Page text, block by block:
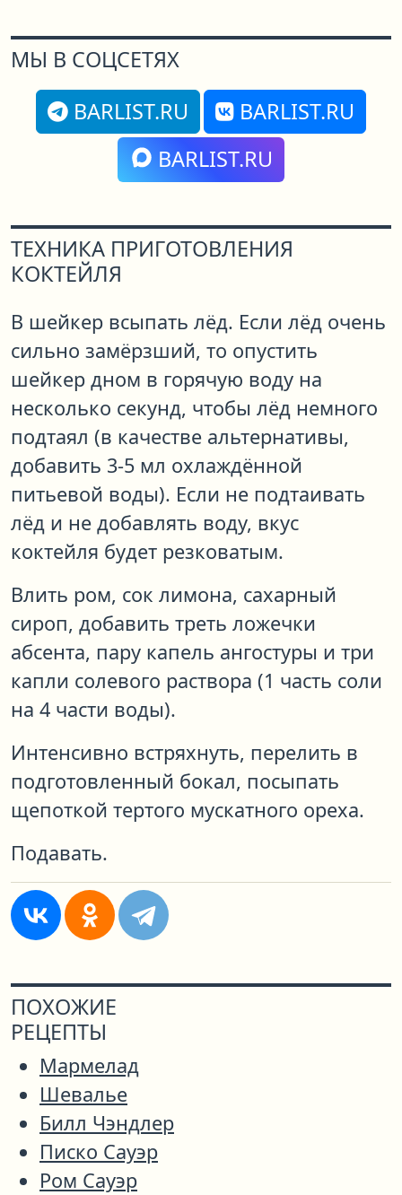
МЫ В СОЦСЕТЯХ
BARLIST.RU
BARLIST.RU
BARLIST.RU
ТЕХНИКА ПРИГОТОВЛЕНИЯ
КОКТЕЙЛЯ
В шейкер всыпать лёд. Если лёд очень
сильно замёрзший, то опустить
шейкер дном в горячую воду на
несколько секунд, чтобы лёд немного
подтаял (в качестве альтернативы,
добавить 3-5 мл охлаждённой
питьевой воды). Если не подтаивать
лёд и не добавлять воду, вкус
коктейля будет резковатым.
Влить ром, сок лимона, сахарный
сироп, добавить треть ложечки
абсента, пару капель ангостуры и три
капли солевого раствора (1 часть соли
на 4 части воды).
Интенсивно встряхнуть, перелить в
подготовленный бокал, посыпать
щепоткой тертого мускатного ореха.
Подавать.
ПОХОЖИЕ
РЕЦЕПТЫ
Мармелад
Шевалье
Билл Чэндлер
Писко Сауэр
Ром Сауэр